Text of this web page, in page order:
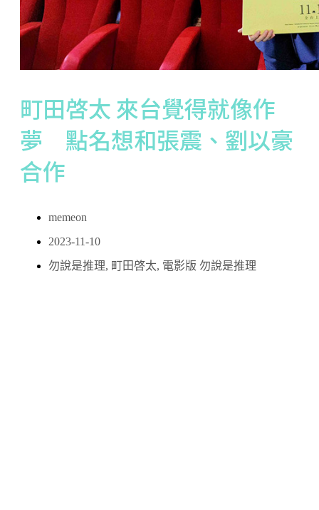
町田啓太 來台覺得就像作
夢 點名想和張震、劉以豪
合作
memeon
2023-11-10
勿說是推理, 町田啓太, 電影版 勿說是推理